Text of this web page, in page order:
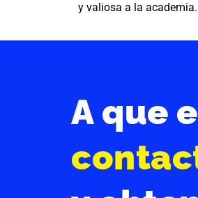
y valiosa a la academia.
A que